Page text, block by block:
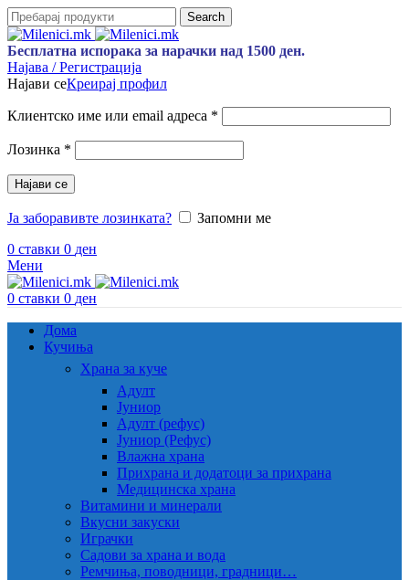
Search
Бесплатна испорака за нарачки над 1500 ден.
Најава / Регистрација
Најави сеКреирај профил
Клиентско име или email адреса *
Лозинка *
Најави се
Ја заборавивте лозинката?
Запомни ме
0 ставки 0 ден
Мени
0 ставки 0 ден
Дома
Кучиња
Храна за куче
Адулт
Јуниор
Адулт (рефус)
Јуниор (Рефус)
Влажна храна
Прихрана и додатоци за прихрана
Медицинска храна
Витамини и минерали
Вкусни закуски
Играчки
Садови за храна и вода
Ремчиња, поводници, градници…